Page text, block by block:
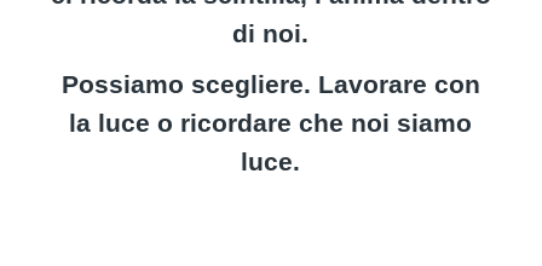
di noi.
Possiamo scegliere. Lavorare con
la luce o ricordare che noi siamo
luce.